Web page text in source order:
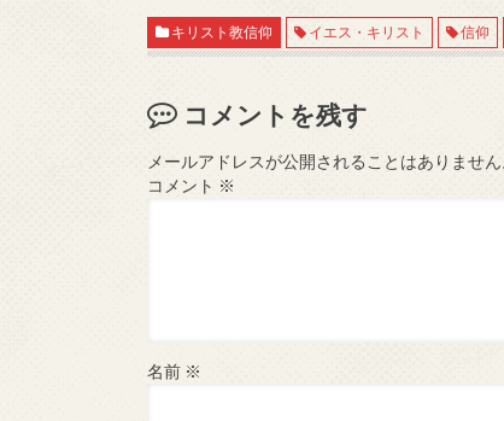
キリスト教信仰 イエス・キリスト 信仰
コメントを残す
メールアドレスが公開されることはありません
コメント ※
名前 ※